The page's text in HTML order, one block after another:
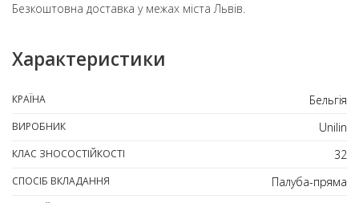
Безкоштовна доставка у межах міста Львів.
Характеристики
КРАЇНА Бельгія
ВИРОБНИК Unilin
КЛАС ЗНОСОСТІЙКОСТІ 32
СПОСІБ ВКЛАДАННЯ Палуба-пряма